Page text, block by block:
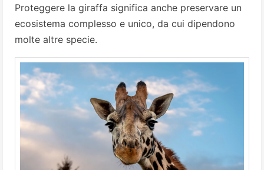
Proteggere la giraffa significa anche preservare un
ecosistema complesso e unico, da cui dipendono
molte altre specie.